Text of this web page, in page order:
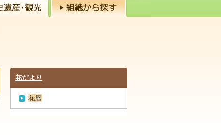
花だより
花暦